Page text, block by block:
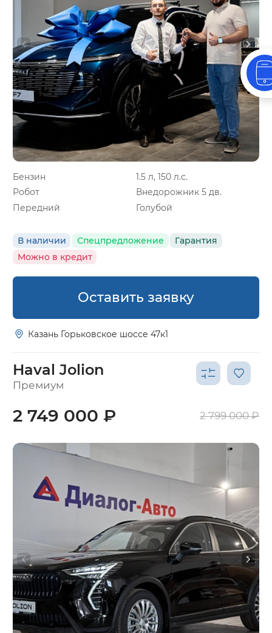
Бензин
1.5 л, 150 л.с.
Робот
Внедорожник 5 дв.
Передний
Голубой
В наличии Спецпредложение
Гарантия
Можно в кредит
Оставить заявку
Казань Горьковское шоссе 47к1
Haval Jolion
Премиум
2 749 000 ₽ 2 799 000 ₽